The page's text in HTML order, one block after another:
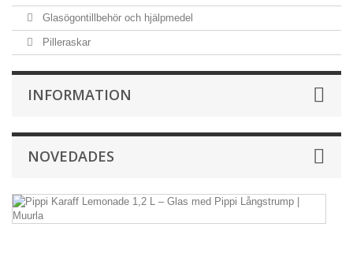
Glasögontillbehör och hjälpmedel
Pilleraskar
INFORMATION
NOVEDADES